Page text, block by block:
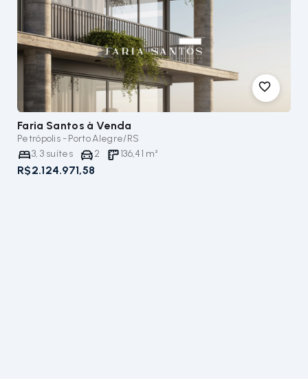
Faria Santos à Venda
Petrópolis - Porto Alegre/RS
3,3 suítes 2 136,41 m²
R$2.124.971,58